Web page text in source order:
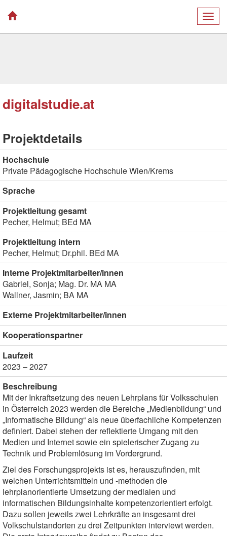
digitalstudie.at
Projektdetails
Hochschule
Private Pädagogische Hochschule Wien/Krems
Sprache
Projektleitung gesamt
Pecher, Helmut; BEd MA
Projektleitung intern
Pecher, Helmut; Dr.phil. BEd MA
Interne Projektmitarbeiter/innen
Gabriel, Sonja; Mag. Dr. MA MA
Wallner, Jasmin; BA MA
Externe Projektmitarbeiter/innen
Kooperationspartner
Laufzeit
2023 – 2027
Beschreibung
Mit der Inkraftsetzung des neuen Lehrplans für Volksschulen
in Österreich 2023 werden die Bereiche „Medienbildung“ und
„Informatische Bildung“ als neue überfachliche Kompetenzen
definiert. Dabei stehen der reflektierte Umgang mit den
Medien und Internet sowie ein spielerischer Zugang zu
Technik und Problemlösung im Vordergrund.
Ziel des Forschungsprojekts ist es, herauszufinden, mit
welchen Unterrichtsmitteln und -methoden die
lehrplanorientierte Umsetzung der medialen und
informatischen Bildungsinhalte kompetenzorientiert erfolgt.
Dazu sollen jeweils zwei Lehrkräfte an insgesamt drei
Volkschulstandorten zu drei Zeitpunkten interviewt werden.